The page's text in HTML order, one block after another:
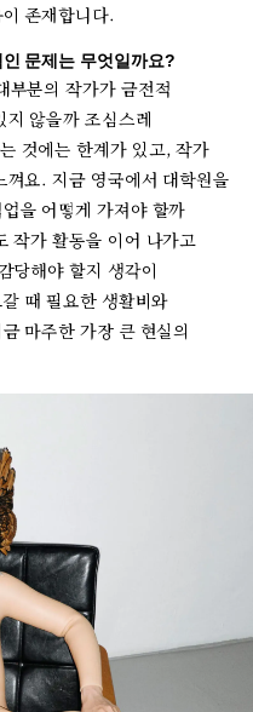
존재합니다.
문제는 무엇일까요?
부분의 작가가 금전적
지 않을까 조심스레
것에는 한계가 있고,작가
껴요.지금 영국에서 대학원을
업을 어떻게 가져야 할까
작가 활동을 이어 나가고
감당해야 할지 생각이
때 필요한 생활비와
마주한 가장 큰 현실의